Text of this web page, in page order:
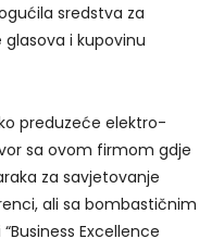
sredstva za
i kupovinu
preduzeće elektro-
sa ovom firmom gdje
za savjetovanje
ali sa bombastičnim
Excellence